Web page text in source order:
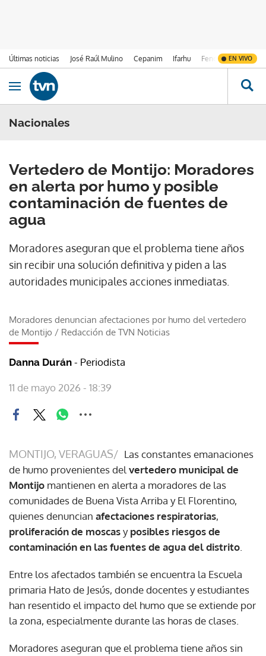
Últimas noticias José Raúl Mulino Cepanim Ifarhu Fenómeno de El
EN VIVO
Ir al contenido
Obrir navegació
Nacionales
Vertedero de Montijo: Moradores
en alerta por humo y posible
contaminación de fuentes de
agua
Moradores aseguran que el problema tiene años
sin recibir una solución definitiva y piden a las
autoridades municipales acciones inmediatas.
Moradores denuncian afectaciones por humo del vertedero
de Montijo / Redacción de TVN Noticias
Danna Durán - Periodista
11 de mayo 2026 - 18:39
MONTIJO, VERAGUAS/ Las constantes emanaciones
de humo provenientes del vertedero municipal de
Montijo mantienen en alerta a moradores de las
comunidades de Buena Vista Arriba y El Florentino,
quienes denuncian afectaciones respiratorias,
proliferación de moscasyposibles riesgos de
contaminación en las fuentes de agua del distrito
Entre los afectados también se encuentra la Escuela
primaria Hato de Jesús, donde docentes y estudiantes
han resentido el impacto del humo que se extiende por
la zona, especialmente durante las horas de clases.
Moradores aseguran que el problema tiene años sin